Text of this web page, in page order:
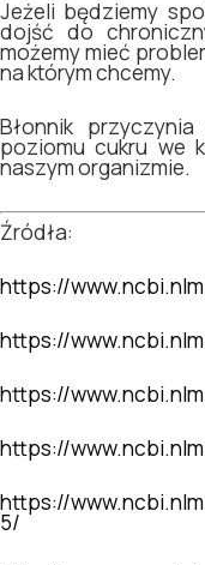
Jeżeli będziemy
dojść do
możemy mieć
na którym chcemy.
Błonnik
poziomu cukru we
naszym organizmie.
Źródła:
https://
https://
https://
https://
https://
5/